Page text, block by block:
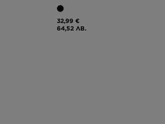
32,99 €
64,52 ЛВ.